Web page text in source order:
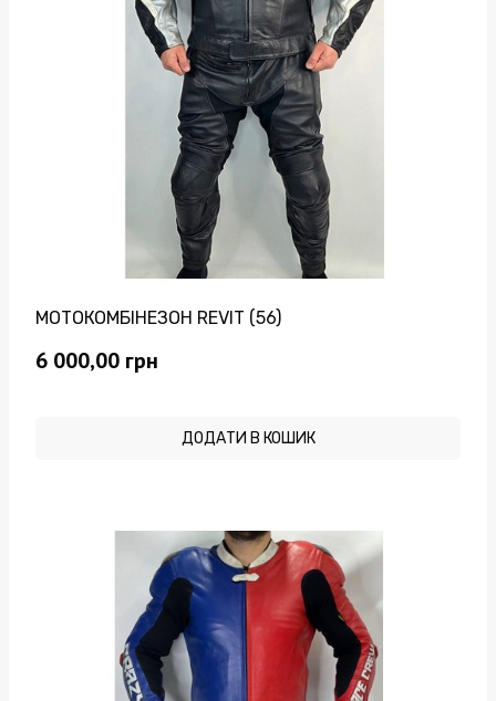
МОТОКОМБІНЕЗОН REVIT (56)
6 000,00 грн
ДОДАТИ В КОШИК